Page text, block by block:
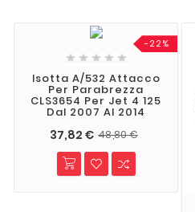
-22%
    
Isotta A/532 Attacco
Per Parabrezza
CLS3654 Per Jet 4 125
Dal 2007 Al 2014
37,82 € 48,80 €